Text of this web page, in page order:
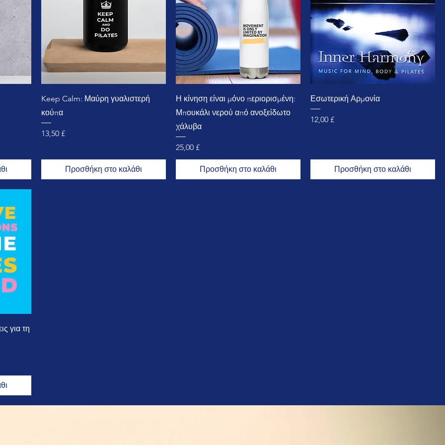
Keep Calm: Μαύρη γυαλιστερή
κούπα
Τιμή
13,50 £
Προσθήκη στο καλάθι
Η κίνηση είναι μόνο περιορισμένη:
Μπουκάλι νερού από ανοξείδωτο
χάλυβα
Τιμή
25,00 £
Προσθήκη στο καλάθι
Εσωτερική Αρμονία
Τιμή
12,00 £
Προσθήκη στο καλάθι
για τη